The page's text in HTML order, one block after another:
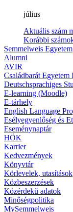
július
Aktuális szám
Korábbi
Semmelweis Egyetem
Alumni
AVIR
Családbarát Egyetem
Deutschsprachiges
E-learning (Moodle)
E-tárhely
English Language
Esélyegyenlőség és
Eseménynaptár
HÖK
Karrier
Kedvezmények
Könyvtár
Körlevelek, utasítások
Közbeszerzések
Közérdekű adatok
Minőségpolitika
MySemmelweis